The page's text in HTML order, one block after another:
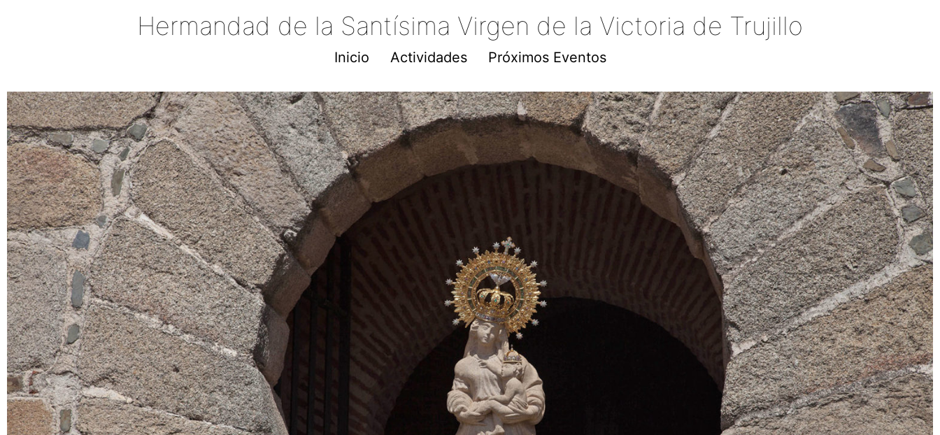
Hermandad de la Santísima Virgen de la Victoria de Trujillo
Inicio Actividades Próximos Eventos